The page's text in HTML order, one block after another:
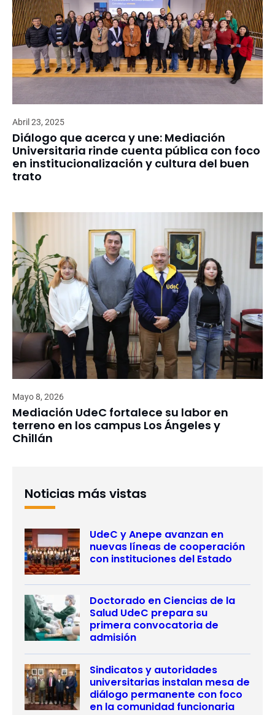
Abril 23, 2025
Diálogo que acerca y une: Mediación
Universitaria rinde cuenta pública con foco
en institucionalización y cultura del buen
trato
Mayo 8, 2026
Mediación UdeC fortalece su labor en
terreno en los campus Los Ángeles y
Chillán
Noticias más vistas
UdeC y Anepe avanzan en
nuevas líneas de cooperación
con instituciones del Estado
Doctorado en Ciencias de la
Salud UdeC prepara su
primera convocatoria de
admisión
Sindicatos y autoridades
universitarias instalan mesa de
diálogo permanente con foco
en la comunidad funcionaria